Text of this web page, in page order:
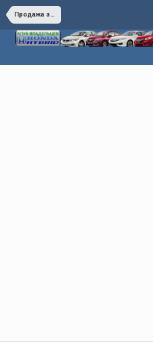
Продажа запчастей и аксессуаров в РФ, КЗ